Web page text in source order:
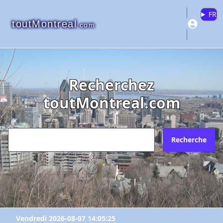
toutMontreal.com
FR
Recherchez
toutMontreal.com
Recherche
Vendredi 2026-08-07 14:05:25